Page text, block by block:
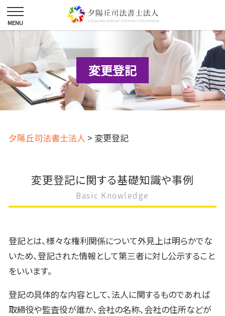
変更登記
夕陽丘司法書士法人 > 変更登記
変更登記に関する基礎知識や事例
Basic Knowledge
登記とは、様々な権利関係について外見上は明らかでな
いため、登記された情報として第三者に対し公示すること
をいいます。
登記の具体的な内容として、法人に関するものであれば
取締役や監査役が誰か、会社の名称、会社の住所などが